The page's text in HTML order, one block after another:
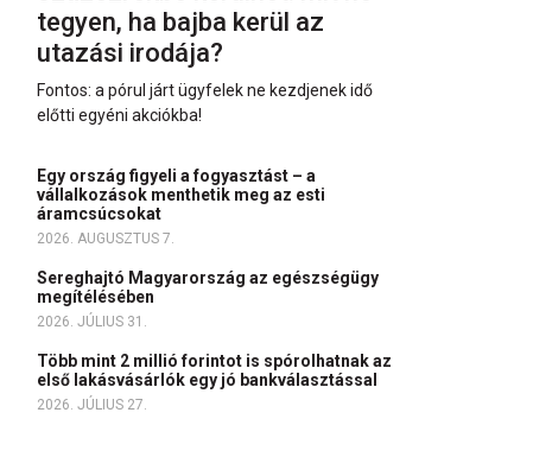
tegyen, ha bajba kerül az
utazási irodája?
Fontos: a pórul járt ügyfelek ne kezdjenek idő
előtti egyéni akciókba!
Egy ország figyeli a fogyasztást – a
vállalkozások menthetik meg az esti
áramcsúcsokat
2026. AUGUSZTUS 7.
Sereghajtó Magyarország az egészségügy
megítélésében
2026. JÚLIUS 31.
Több mint 2 millió forintot is spórolhatnak az
első lakásvásárlók egy jó bankválasztással
2026. JÚLIUS 27.